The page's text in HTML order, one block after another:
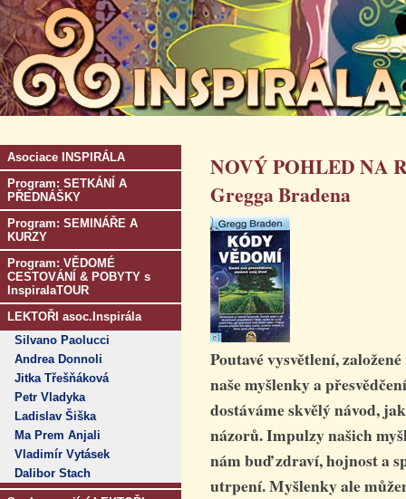
Asociace INSPIRÁLA
Program: SETKÁNÍ A
PŘEDNÁŠKY
Program: SEMINÁŘE A
KURZY
Program: VĚDOMÉ
CESTOVÁNÍ & POBYTY s
InspiralaTOUR
LEKTOŘI asoc.Inspirála
Silvano Paolucci
Andrea Donnoli
Jitka Třešňáková
Petr Vladyka
Ladislav Šiška
Ma Prem Anjali
Vladimír Vytásek
Dalibor Stach
NOVÝ POHLED NA
Gregga Bradena
Poutavé vysvětlení,
naše myšlenky a
dostáváme skvělý návod,
názorů. Impulzy našich
nám buď zdraví, hojnost a
utrpení. Myšlenky ale